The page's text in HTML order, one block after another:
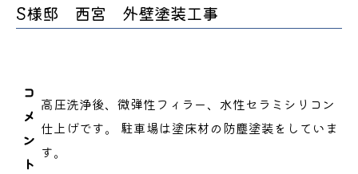
S様邸 西宮 外壁塗装工事
コ
メ
ン
ト
高圧洗浄後、微弾性フィラー、水性セラミシリコン
仕上げです。 駐車場は塗床材の防塵塗装をしていま
す。